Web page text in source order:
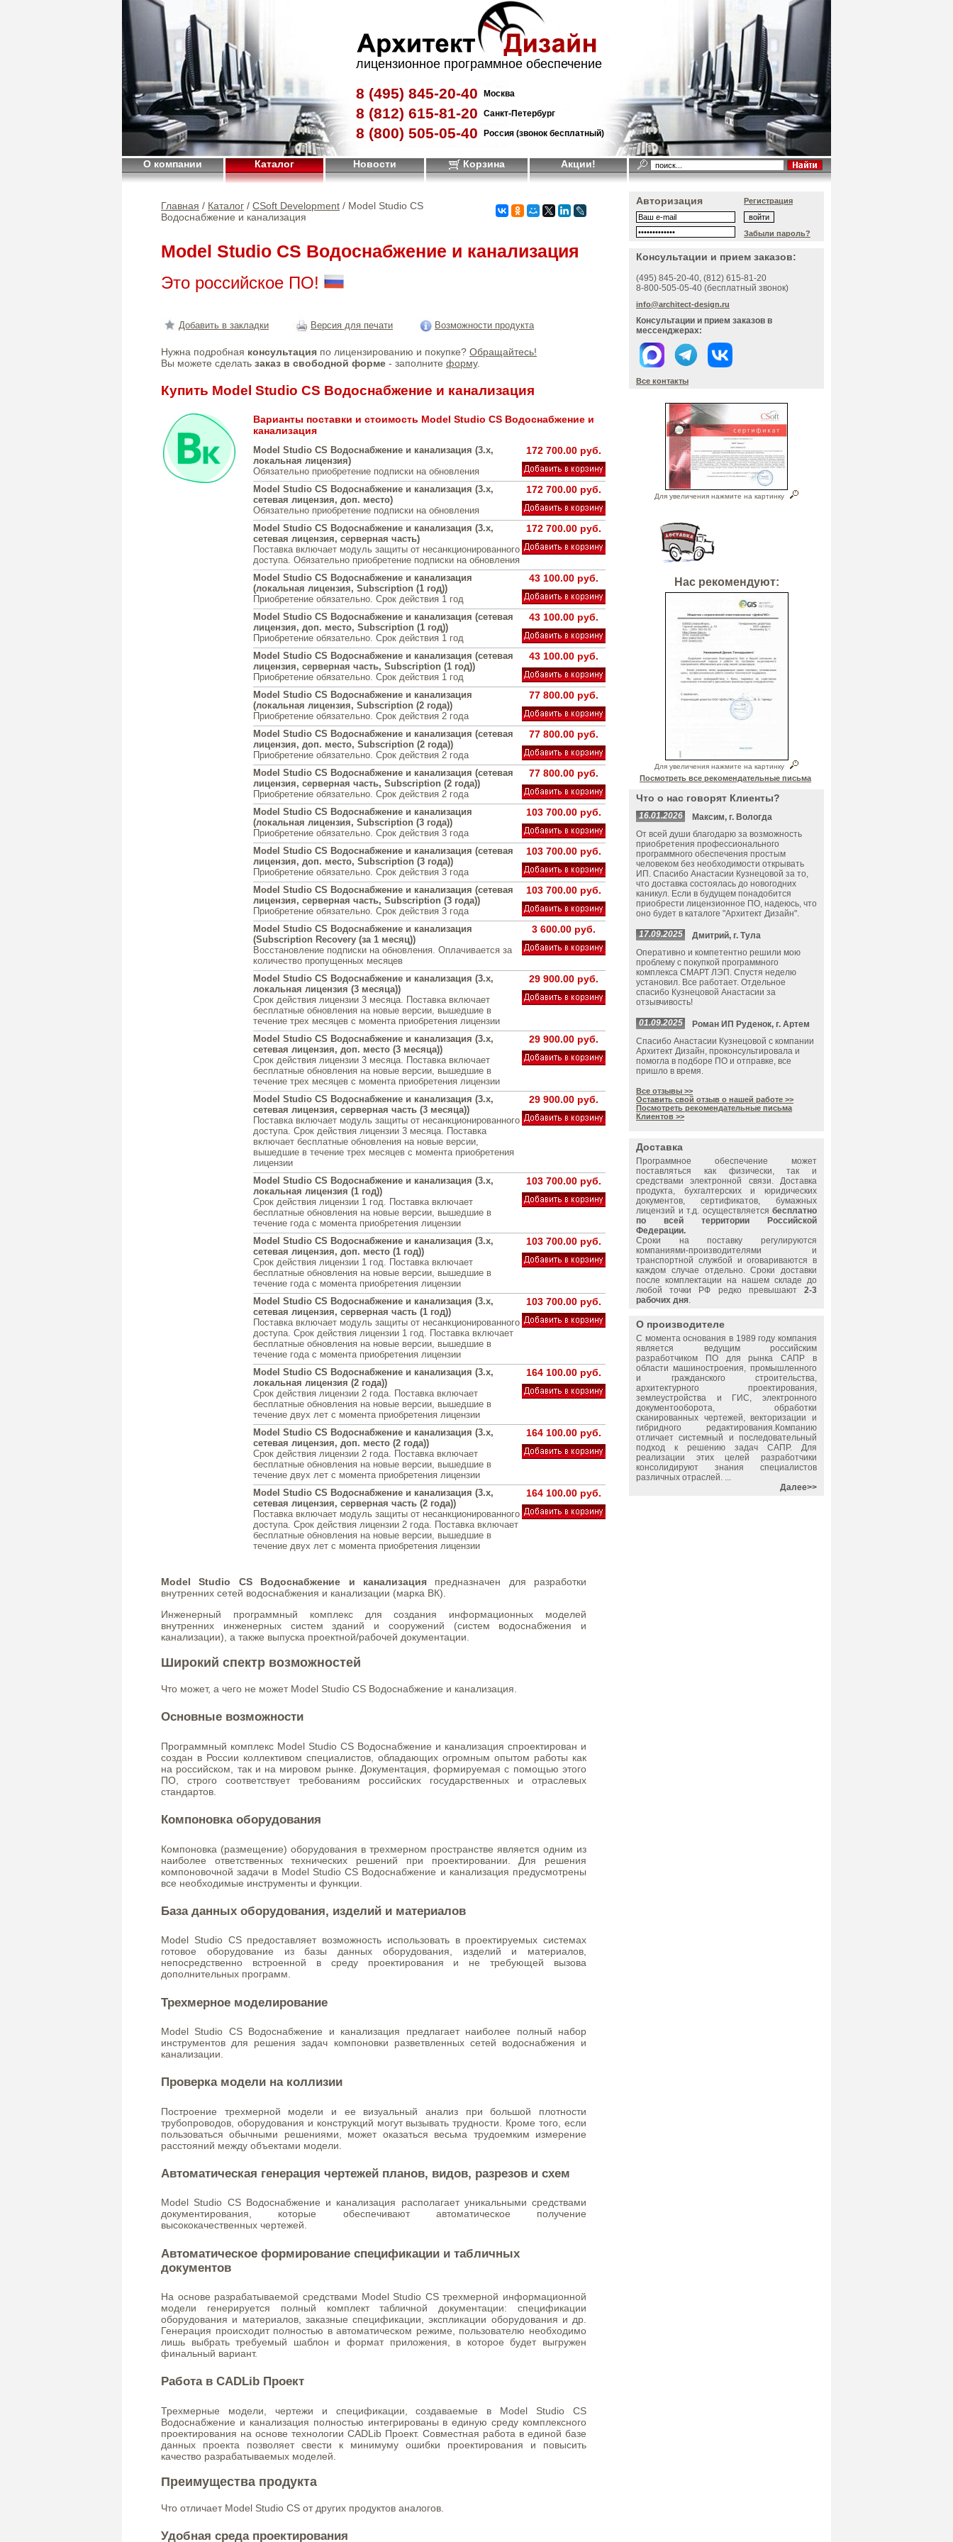
лицензионное программное обеспечение
8 (495) 845-20-40 Москва
8 (812) 615-81-20 Санкт-Петербург
8 (800) 505-05-40 Россия (звонок бесплатный)
О компании Каталог Новости Корзина Акции!
Главная / Каталог / CSoft Development / Model Studio CS
Водоснабжение и канализация
Model Studio CS Водоснабжение и канализация
Это российское ПО!
Добавить в закладки Версия для печати Возможности продукта
Нужна подробная консультация по лицензированию и покупке? Обращайтесь!
Вы можете сделать заказ в свободной форме - заполните форму.
Купить Model Studio CS Водоснабжение и канализация
Варианты поставки и стоимость Model Studio CS Водоснабжение и
канализация
Model Studio CS Водоснабжение и канализация (3.x,
локальная лицензия)
Обязательно приобретение подписки на обновления
172 700.00 руб.
Model Studio CS Водоснабжение и канализация (3.x,
сетевая лицензия, доп. место)
Обязательно приобретение подписки на обновления
172 700.00 руб.
Model Studio CS Водоснабжение и канализация (3.x,
сетевая лицензия, серверная часть)
Поставка включает модуль защиты от несанкционированного
доступа. Обязательно приобретение подписки на обновления
172 700.00 руб.
Model Studio CS Водоснабжение и канализация
(локальная лицензия, Subscription (1 год))
Приобретение обязательно. Срок действия 1 год
43 100.00 руб.
Model Studio CS Водоснабжение и канализация (сетевая
лицензия, доп. место, Subscription (1 год))
Приобретение обязательно. Срок действия 1 год
43 100.00 руб.
Model Studio CS Водоснабжение и канализация (сетевая
лицензия, серверная часть, Subscription (1 год))
Приобретение обязательно. Срок действия 1 год
43 100.00 руб.
Model Studio CS Водоснабжение и канализация
(локальная лицензия, Subscription (2 года))
Приобретение обязательно. Срок действия 2 года
77 800.00 руб.
Model Studio CS Водоснабжение и канализация (сетевая
лицензия, доп. место, Subscription (2 года))
Приобретение обязательно. Срок действия 2 года
77 800.00 руб.
Model Studio CS Водоснабжение и канализация (сетевая
лицензия, серверная часть, Subscription (2 года))
Приобретение обязательно. Срок действия 2 года
77 800.00 руб.
Model Studio CS Водоснабжение и канализация
(локальная лицензия, Subscription (3 года))
Приобретение обязательно. Срок действия 3 года
103 700.00 руб.
Model Studio CS Водоснабжение и канализация (сетевая
лицензия, доп. место, Subscription (3 года))
Приобретение обязательно. Срок действия 3 года
103 700.00 руб.
Model Studio CS Водоснабжение и канализация (сетевая
лицензия, серверная часть, Subscription (3 года))
Приобретение обязательно. Срок действия 3 года
103 700.00 руб.
Model Studio CS Водоснабжение и канализация
(Subscription Recovery (за 1 месяц))
Восстановление подписки на обновления. Оплачивается за
количество пропущенных месяцев
3 600.00 руб.
Model Studio CS Водоснабжение и канализация (3.x,
локальная лицензия (3 месяца))
Срок действия лицензии 3 месяца. Поставка включает
бесплатные обновления на новые версии, вышедшие в
течение трех месяцев с момента приобретения лицензии
29 900.00 руб.
Model Studio CS Водоснабжение и канализация (3.x,
сетевая лицензия, доп. место (3 месяца))
Срок действия лицензии 3 месяца. Поставка включает
бесплатные обновления на новые версии, вышедшие в
течение трех месяцев с момента приобретения лицензии
29 900.00 руб.
Model Studio CS Водоснабжение и канализация (3.x,
сетевая лицензия, серверная часть (3 месяца))
Поставка включает модуль защиты от несанкционированного
доступа. Срок действия лицензии 3 месяца. Поставка
включает бесплатные обновления на новые версии,
вышедшие в течение трех месяцев с момента приобретения
лицензии
29 900.00 руб.
Model Studio CS Водоснабжение и канализация (3.x,
локальная лицензия (1 год))
Срок действия лицензии 1 год. Поставка включает
бесплатные обновления на новые версии, вышедшие в
течение года с момента приобретения лицензии
103 700.00 руб.
Model Studio CS Водоснабжение и канализация (3.x,
сетевая лицензия, доп. место (1 год))
Срок действия лицензии 1 год. Поставка включает
бесплатные обновления на новые версии, вышедшие в
течение года с момента приобретения лицензии
103 700.00 руб.
Model Studio CS Водоснабжение и канализация (3.x,
сетевая лицензия, серверная часть (1 год))
Поставка включает модуль защиты от несанкционированного
доступа. Срок действия лицензии 1 год. Поставка включает
бесплатные обновления на новые версии, вышедшие в
течение года с момента приобретения лицензии
103 700.00 руб.
Model Studio CS Водоснабжение и канализация (3.x,
локальная лицензия (2 года))
Срок действия лицензии 2 года. Поставка включает
бесплатные обновления на новые версии, вышедшие в
течение двух лет с момента приобретения лицензии
164 100.00 руб.
Model Studio CS Водоснабжение и канализация (3.x,
сетевая лицензия, доп. место (2 года))
Срок действия лицензии 2 года. Поставка включает
бесплатные обновления на новые версии, вышедшие в
течение двух лет с момента приобретения лицензии
164 100.00 руб.
Model Studio CS Водоснабжение и канализация (3.x,
сетевая лицензия, серверная часть (2 года))
Поставка включает модуль защиты от несанкционированного
доступа. Срок действия лицензии 2 года. Поставка включает
бесплатные обновления на новые версии, вышедшие в
течение двух лет с момента приобретения лицензии
164 100.00 руб.
Model Studio CS Водоснабжение и канализацияпредназначен для разработки
внутренних сетей водоснабжения и канализации (марка ВК).
Инженерный программный комплекс для создания информационных моделей
внутренних инженерных систем зданий и сооружений (систем водоснабжения и
канализации), а также выпуска проектной/рабочей документации.
Широкий спектр возможностей
Что может, а чего не может Model Studio CS Водоснабжение и канализация.
Основные возможности
Программный комплекс Model Studio CS Водоснабжение и канализация спроектирован и
создан в России коллективом специалистов, обладающих огромным опытом работы как
на российском, так и на мировом рынке. Документация, формируемая с помощью этого
ПО, строго соответствует требованиям российских государственных и отраслевых
стандартов.
Компоновка оборудования
Компоновка (размещение) оборудования в трехмерном пространстве является одним из
наиболее ответственных технических решений при проектировании. Для решения
компоновочной задачи в Model Studio CS Водоснабжение и канализация предусмотрены
все необходимые инструменты и функции.
База данных оборудования, изделий и материалов
Model Studio CS предоставляет возможность использовать в проектируемых системах
готовое оборудование из базы данных оборудования, изделий и материалов,
непосредственно встроенной в среду проектирования и не требующей вызова
дополнительных программ.
Трехмерное моделирование
Model Studio CS Водоснабжение и канализация предлагает наиболее полный набор
инструментов для решения задач компоновки разветвленных сетей водоснабжения и
канализации.
Проверка модели на коллизии
Построение трехмерной модели и ее визуальный анализ при большой плотности
трубопроводов, оборудования и конструкций могут вызывать трудности. Кроме того, если
пользоваться обычными решениями, может оказаться весьма трудоемким измерение
расстояний между объектами модели.
Автоматическая генерация чертежей планов, видов, разрезов и схем
Model Studio CS Водоснабжение и канализация располагает уникальными средствами
документирования, которые обеспечивают автоматическое получение
высококачественных чертежей.
Автоматическое формирование спецификации и табличных
документов
На основе разрабатываемой средствами Model Studio CS трехмерной информационной
модели генерируется полный комплект табличной документации: спецификации
оборудования и материалов, заказные спецификации, экспликации оборудования и др.
Генерация происходит полностью в автоматическом режиме, пользователю необходимо
лишь выбрать требуемый шаблон и формат приложения, в которое будет выгружен
финальный вариант.
Работа в CADLib Проект
Трехмерные модели, чертежи и спецификации, создаваемые в Model Studio CS
Водоснабжение и канализация полностью интегрированы в единую среду комплексного
проектирования на основе технологии CADLib Проект. Совместная работа в единой базе
данных проекта позволяет свести к минимуму ошибки проектирования и повысить
качество разрабатываемых моделей.
Преимущества продукта
Что отличает Model Studio CS от других продуктов аналогов.
Удобная среда проектирования
Авторизация Регистрация
Забыли пароль?
Консультации и прием заказов:
(495) 845-20-40, (812) 615-81-20
8-800-505-05-40 (бесплатный звонок)
info@architect-design.ru
Консультации и прием заказов в
мессенджерах:
Все контакты
Для увеличения нажмите на картинку
Нас рекомендуют:
Для увеличения нажмите на картинку
Посмотреть все рекомендательные письма
Что о нас говорят Клиенты?
16.01.2026
Максим, г. Вологда
От всей души благодарю за возможность
приобретения профессионального
программного обеспечения простым
человеком без необходимости открывать
ИП. Спасибо Анастасии Кузнецовой за то,
что доставка состоялась до новогодних
каникул. Если в будущем понадобится
приобрести лицензионное ПО, надеюсь, что
оно будет в каталоге "Архитект Дизайн".
17.09.2025
Дмитрий, г. Тула
Оперативно и компетентно решили мою
проблему с покупкой программного
комплекса СМАРТ ЛЭП. Спустя неделю
установил. Все работает. Отдельное
спасибо Кузнецовой Анастасии за
отзывчивость!
01.09.2025
Роман ИП Руденок, г. Артем
Спасибо Анастасии Кузнецовой с компании
Архитект Дизайн, проконсультировала и
помогла в подборе ПО и отправке, все
пришло в время.
Все отзывы >>
Оставить свой отзыв о нашей работе >>
Посмотреть рекомендательные письма
Клиентов >>
Доставка
Программное обеспечение может
поставляться как физически, так и
средствами электронной связи. Доставка
продукта, бухгалтерских и юридических
документов, сертификатов, бумажных
лицензий и т.д. осуществляется бесплатно
по всей территории Российской
Федерации.
Сроки на поставку регулируются
компаниями-производителями и
транспортной службой и оговариваются в
каждом случае отдельно. Сроки доставки
после комплектации на нашем складе до
любой точки РФ редко превышают 2-3
рабочих дня.
О производителе
С момента основания в 1989 году компания
является ведущим российским
разработчиком ПО для рынка САПР в
области машиностроения, промышленного
и гражданского строительства,
архитектурного проектирования,
землеустройства и ГИС, электронного
документооборота, обработки
сканированных чертежей, векторизации и
гибридного редактирования.Компанию
отличает системный и последовательный
подход к решению задач САПР. Для
реализации этих целей разработчики
консолидируют знания специалистов
различных отраслей. ...
Далее>>